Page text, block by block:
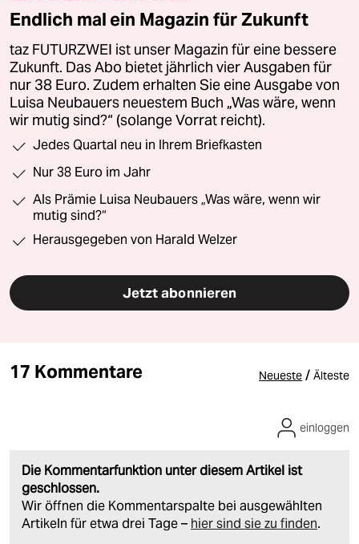
Endlich mal ein Magazin für Zukunft
taz FUTURZWEI ist unser Magazin für eine bessere
Zukunft. Das Abo bietet jährlich vier Ausgaben für
nur 38 Euro. Zudem erhalten Sie eine Ausgabe von
Luisa Neubauers neuestem Buch „Was wäre, wenn
wir mutig sind?“ (solange Vorrat reicht).
Jedes Quartal neu in Ihrem Briefkasten
Nur 38 Euro im Jahr
Als Prämie Luisa Neubauers „Was wäre, wenn wir
mutig sind?“
Herausgegeben von Harald Welzer
Jetzt abonnieren
17 Kommentare Neueste / Älteste
Die Kommentarfunktion unter diesem Artikel ist
geschlossen.
Wir öffnen die Kommentarspalte bei ausgewählten
Artikeln für etwa drei Tage – hier sind sie zu finden.
einloggen